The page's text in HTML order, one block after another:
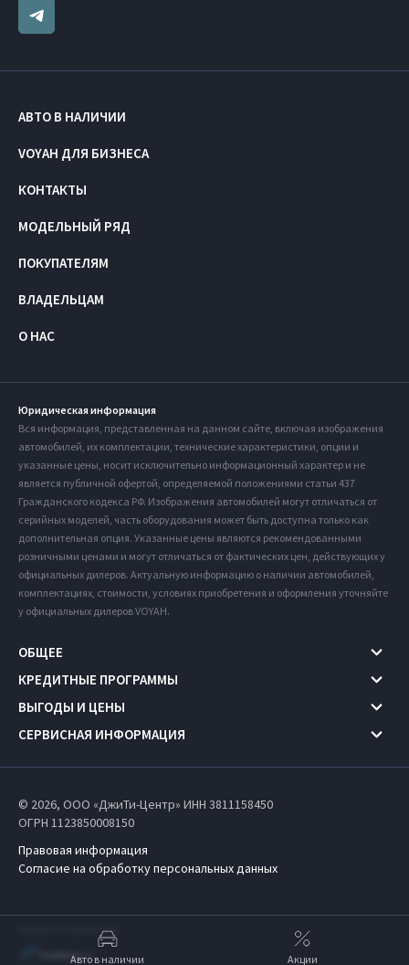
АВТО В НАЛИЧИИ
VOYAH ДЛЯ БИЗНЕСА
КОНТАКТЫ
МОДЕЛЬНЫЙ РЯД
ПОКУПАТЕЛЯМ
ВЛАДЕЛЬЦАМ
О НАС
Юридическая информация
Вся информация, представленная на данном сайте, включая изображения
автомобилей, их комплектации, технические характеристики, опции и
указанные цены, носит исключительно информационный характер и не
является публичной офертой, определяемой положениями статьи 437
Гражданского кодекса РФ. Изображения автомобилей могут отличаться от
серийных моделей, часть оборудования может быть доступна только как
дополнительная опция. Указанные цены являются рекомендованными
розничными ценами и могут отличаться от фактических цен, действующих у
официальных дилеров. Актуальную информацию о наличии автомобилей,
комплектациях, стоимости, условиях приобретения и оформления уточняйте
у официальных дилеров VOYAH.
ОБЩЕЕ
КРЕДИТНЫЕ ПРОГРАММЫ
ВЫГОДЫ И ЦЕНЫ
СЕРВИСНАЯ ИНФОРМАЦИЯ
© 2026, ООО «ДжиТи-Центр» ИНН 3811158450
ОГРН 1123850008150
Правовая информация
Согласие на обработку персональных данных
Работает на технологиях
Авто в наличии Акции